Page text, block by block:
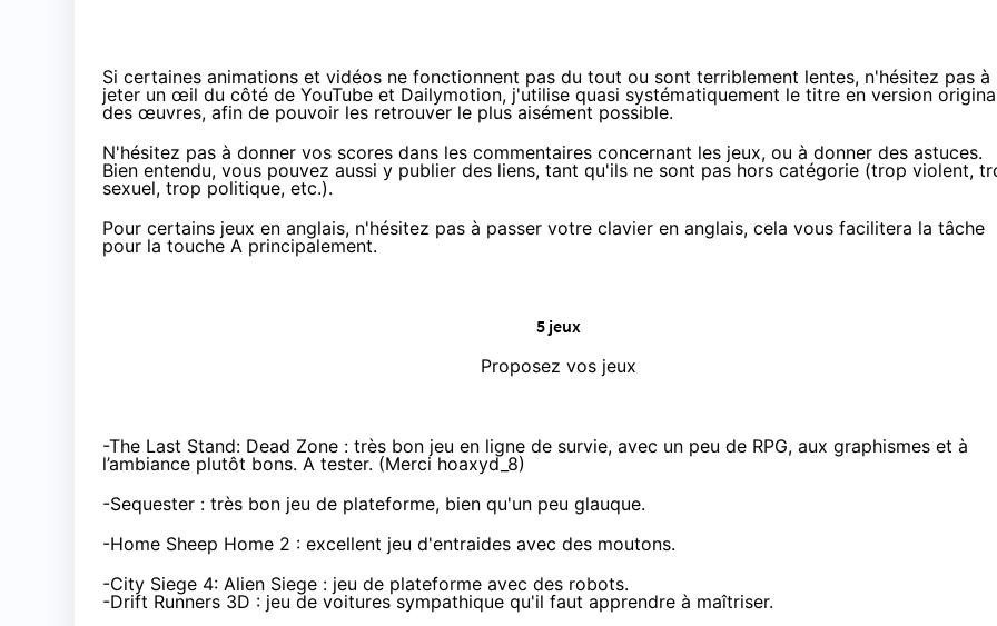
Si certaines animations et vidéos ne fonctionnent pas du tout ou sont terriblement lentes, n'hésitez pas à
jeter un œil du côté de YouTube et Dailymotion, j'utilise quasi systématiquement le titre en version
des œuvres, afin de pouvoir les retrouver le plus aisément possible.
N'hésitez pas à donner vos scores dans les commentaires concernant les jeux, ou à donner des astuces.
Bien entendu, vous pouvez aussi y publier des liens, tant qu'ils ne sont pas hors catégorie (trop violent,
sexuel, trop politique, etc.).
Pour certains jeux en anglais, n'hésitez pas à passer votre clavier en anglais, cela vous facilitera la tâche
pour la touche A principalement.
5 jeux
Proposez vos jeux
-The Last Stand: Dead Zone : très bon jeu en ligne de survie, avec un peu de RPG, aux graphismes et à
l’ambiance plutôt bons. A tester. (Merci hoaxyd_8)
-Sequester : très bon jeu de plateforme, bien qu'un peu glauque.
-Home Sheep Home 2 : excellent jeu d'entraides avec des moutons.
-City Siege 4: Alien Siege : jeu de plateforme avec des robots.
-Drift Runners 3D : jeu de voitures sympathique qu'il faut apprendre à maîtriser.